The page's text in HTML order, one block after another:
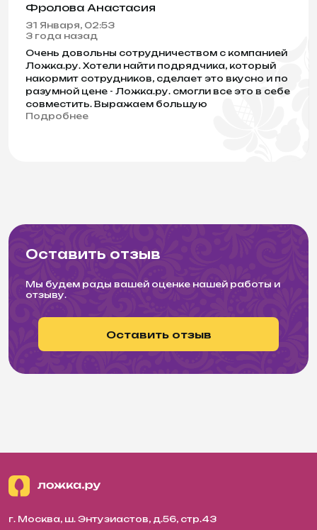
Фролова Анастасия
31 Января, 02:53
3 года назад
Очень довольны сотрудничеством с компанией
Ложка.ру. Хотели найти подрядчика, который
накормит сотрудников, сделает это вкусно и по
разумной цене - Ложка.ру. смогли все это в себе
совместить. Выражаем большую
благодарность за заботливое отношение к нам,
Подробнее
Оставить отзыв
Мы будем рады вашей оценке нашей работы и
отзыву.
Оставить отзыв
г. Москва, ш. Энтузиастов, д.56, стр.43